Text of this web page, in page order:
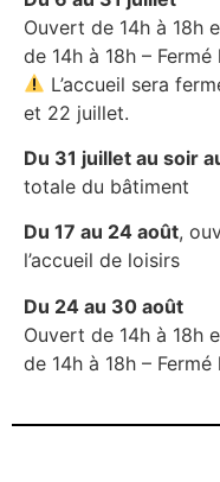
Ouvert de 14h à 18h
de 14h à 18h –
L’accueil sera
et 22 juillet.
Du 31 juillet au soir
totale du bâtiment
Du 17 au 24 août,
l’accueil de loisirs
Du 24 au 30 août
Ouvert de 14h à 18h
de 14h à 18h –